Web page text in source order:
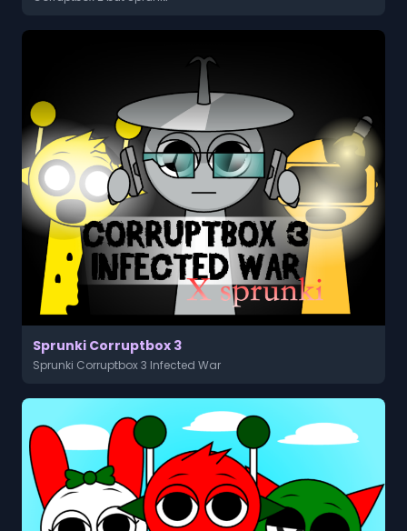
Sprunki Corruptbox 3
Sprunki Corruptbox 3 Infected War